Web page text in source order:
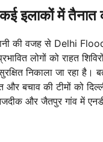
कई इलाकों में
की वजह से Delhi
लोगों को राहत
निकाला जा रहा
और बचाव की टीमों को
और जैतपुर गांव में